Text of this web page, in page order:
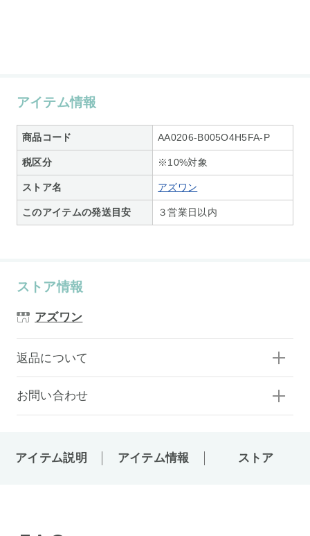
アイテム情報
商品コード AA0206-B005O4H5FA-P
税区分 ※10%対象
ストア名 アズワン
このアイテムの発送目安 ３営業日以内
ストア情報
アズワン
返品について
お問い合わせ
アイテム説明 アイテム情報 ストア